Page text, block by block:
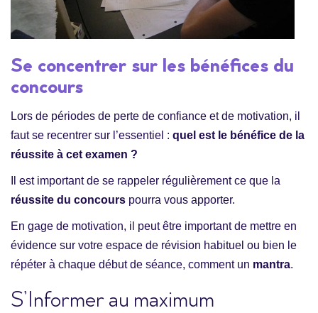
Se concentrer sur les bénéfices du
concours
Lors de périodes de perte de confiance et de motivation, il
faut se recentrer sur l’essentiel : quel est le bénéfice de la
réussite à cet examen ?
Il est important de se rappeler régulièrement ce que la
réussite du concours pourra vous apporter.
En gage de motivation, il peut être important de mettre en
évidence sur votre espace de révision habituel ou bien le
répéter à chaque début de séance, comment un mantra.
S’Informer au maximum